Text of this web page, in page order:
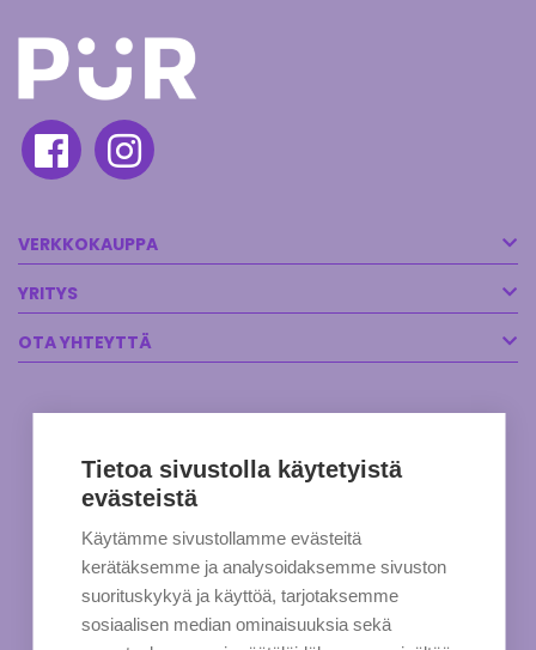
VERKKOKAUPPA
YRITYS
OTA YHTEYTTÄ
Tietoa sivustolla käytetyistä
evästeistä
Käytämme sivustollamme evästeitä
kerätäksemme ja analysoidaksemme sivuston
suorituskykyä ja käyttöä, tarjotaksemme
sosiaalisen median ominaisuuksia sekä